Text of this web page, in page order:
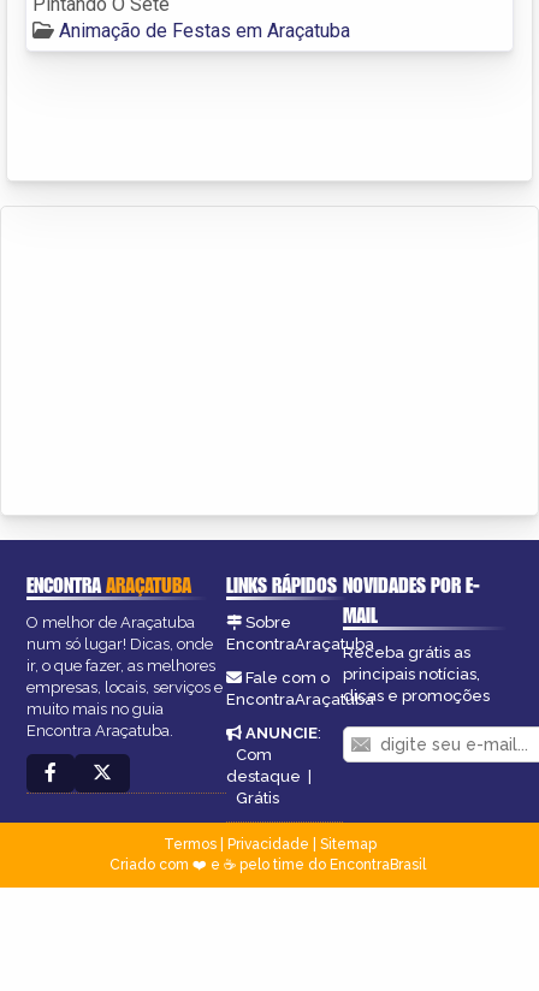
Animação de Festas em Araçatuba
ENCONTRAARAÇATUBA
O melhor de Araçatuba
num só lugar! Dicas, onde
ir, o que fazer, as melhores
empresas, locais, serviços e
muito mais no guia
Encontra Araçatuba.
LINKS RÁPIDOS
Sobre
EncontraAraçatuba
Fale com o
EncontraAraçatuba
ANUNCIE:
Com
destaque |
Grátis
NOVIDADES POR E-
MAIL
Receba grátis as
principais notícias,
dicas e promoções
Termos| Privacidade
Sitemap
Criado com ❤️ e ☕ pelo time do EncontraBrasil